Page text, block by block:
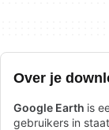
Over je
Google Earth is
gebruikers in